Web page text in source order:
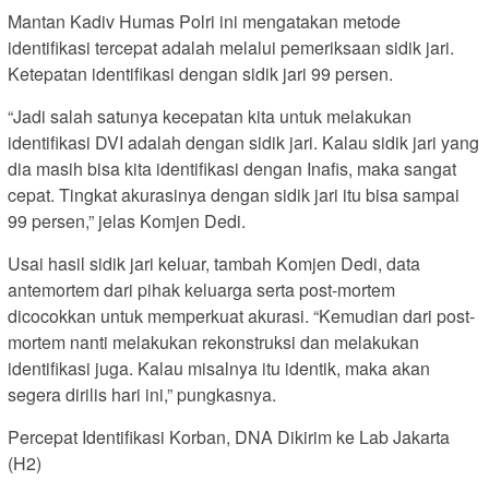
Mantan Kadiv Humas Polri ini mengatakan metode
identifikasi tercepat adalah melalui pemeriksaan sidik jari.
Ketepatan identifikasi dengan sidik jari 99 persen.
“Jadi salah satunya kecepatan kita untuk melakukan
identifikasi DVI adalah dengan sidik jari. Kalau sidik jari yang
dia masih bisa kita identifikasi dengan Inafis, maka sangat
cepat. Tingkat akurasinya dengan sidik jari itu bisa sampai
99 persen,” jelas Komjen Dedi.
Usai hasil sidik jari keluar, tambah Komjen Dedi, data
antemortem dari pihak keluarga serta post-mortem
dicocokkan untuk memperkuat akurasi. “Kemudian dari post-
mortem nanti melakukan rekonstruksi dan melakukan
identifikasi juga. Kalau misalnya itu identik, maka akan
segera dirilis hari ini,” pungkasnya.
Percepat Identifikasi Korban, DNA Dikirim ke Lab Jakarta
(H2)